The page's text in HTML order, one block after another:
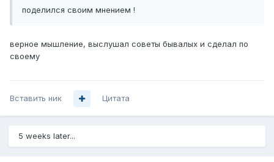
поделился своим мнением !
верное мышление, выслушал советы бывалых и сделал по
своему
Вставить ник Цитата
5 weeks later...